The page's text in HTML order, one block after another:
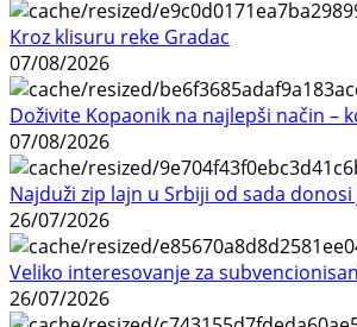
Kroz klisuru reke Gradac
07/08/2026
Doživite Kopaonik na najlepši način –
07/08/2026
Najduži zip lajn u Srbiji od sada
26/07/2026
Veliko interesovanje za
26/07/2026